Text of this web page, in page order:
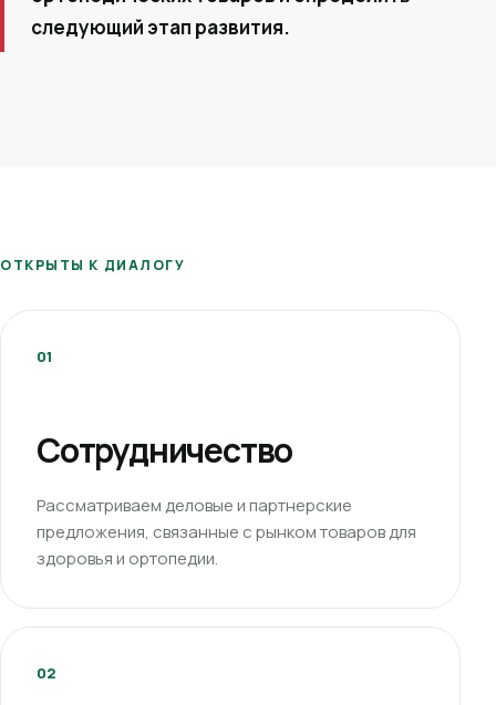
следующий этап развития.
ОТКРЫТЫ К ДИАЛОГУ
01
Сотрудничество
Рассматриваем деловые и партнерские
предложения, связанные с рынком товаров для
здоровья и ортопедии.
02